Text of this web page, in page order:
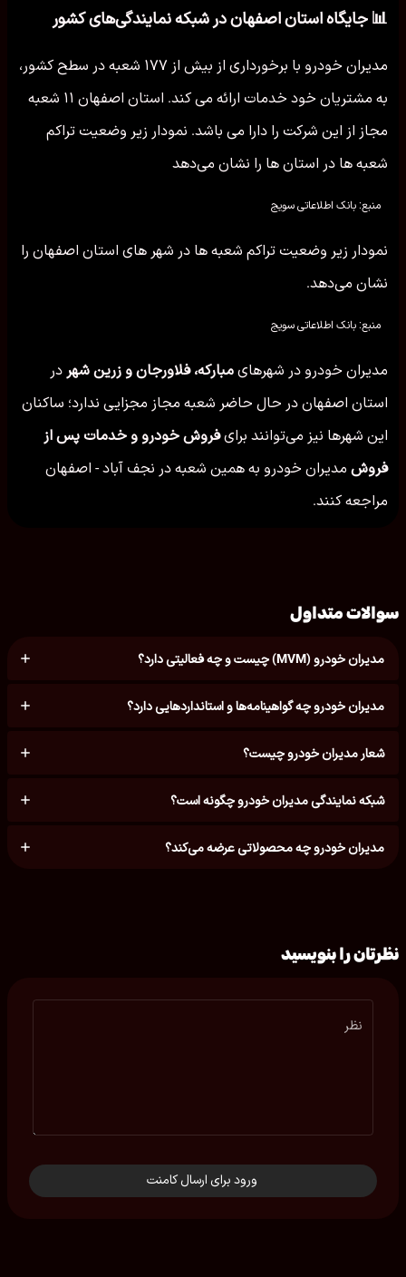
📊 جایگاه استان اصفهان در شبکه نمایندگی‌های کشور
مدیران خودرو با برخورداری از بیش از ۱۷۷ شعبه در سطح کشور،
به مشتریان خود خدمات ارائه می کند. استان اصفهان ۱۱ شعبه
مجاز از این شرکت را دارا می باشد. نمودار زیر وضعیت تراکم
شعبه ها در استان ها را نشان می‌دهد
منبع: بانک اطلاعاتی سویج
نمودار زیر وضعیت تراکم شعبه ها در شهر های استان اصفهان را
نشان می‌دهد.
منبع: بانک اطلاعاتی سویج
مدیران خودرو در شهرهای مبارکه، فلاورجان و زرین شهر در
استان اصفهان در حال حاضر شعبه مجاز مجزایی ندارد؛ ساکنان
این شهرها نیز می‌توانند برایفروش خودرو و خدمات پس از
فروش مدیران خودرو به همین شعبه در نجف آباد - اصفهان
مراجعه کنند.
سوالات متداول
مدیران خودرو (MVM) چیست و چه فعالیتی دارد؟
مدیران خودرو چه گواهینامه‌ها و استانداردهایی دارد؟
شعار مدیران خودرو چیست؟
شبکه نمایندگی مدیران خودرو چگونه است؟
مدیران خودرو چه محصولاتی عرضه می‌کند؟
نظرتان را بنویسید
نظر
ورود برای ارسال کامنت